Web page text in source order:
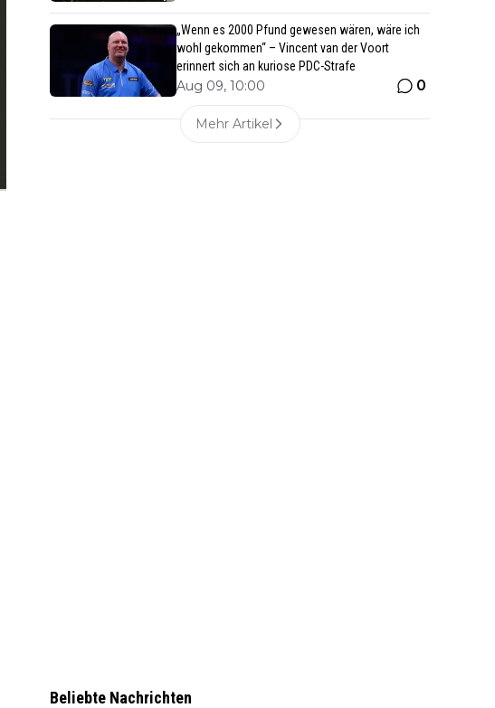
„Wenn es 2000 Pfund gewesen wären, wäre ich
wohl gekommen“ – Vincent van der Voort
erinnert sich an kuriose PDC-Strafe
Aug 09, 10:00 0
Mehr Artikel
Beliebte Nachrichten